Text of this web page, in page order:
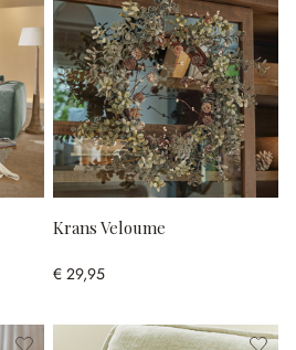
Krans Veloume
€ 29,95